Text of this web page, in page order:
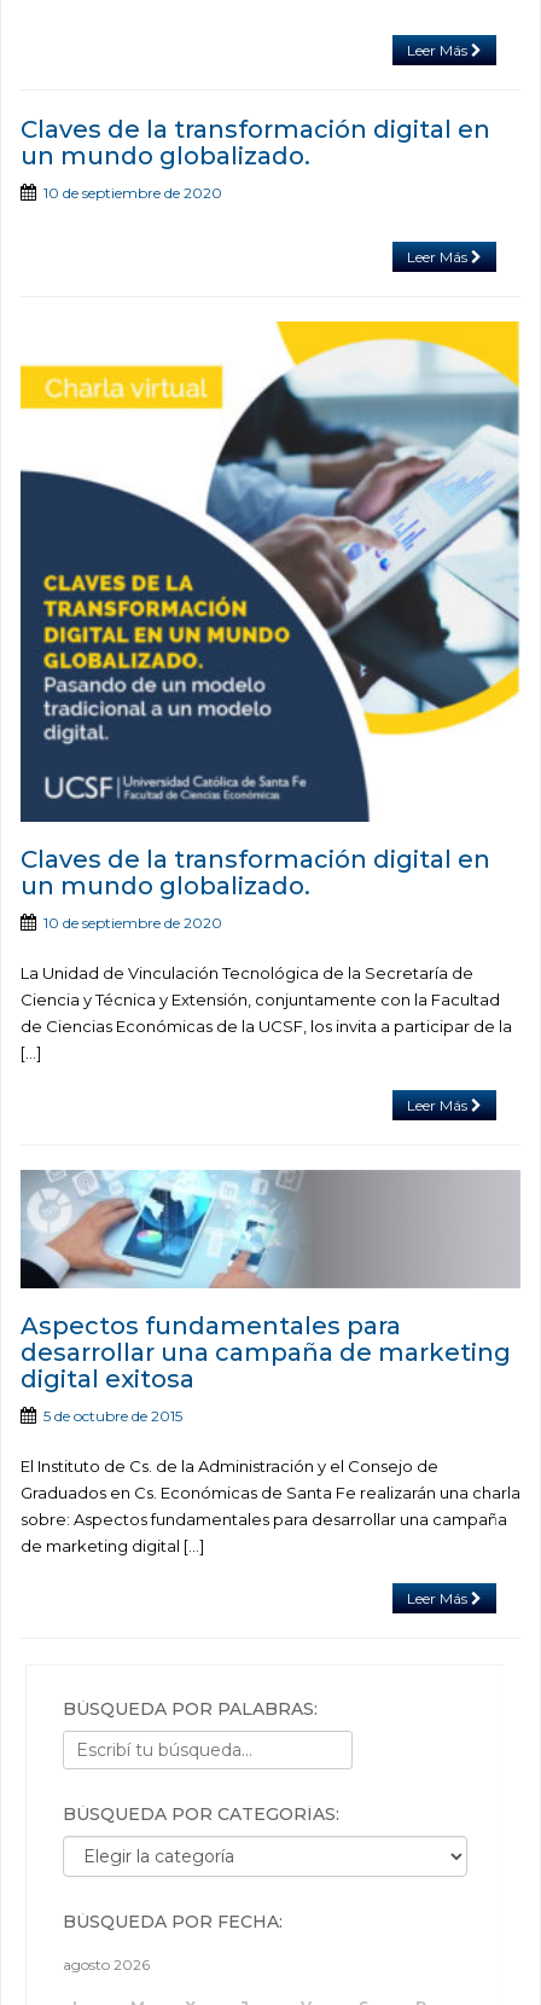
Leer Más
Claves de la transformación digital en
un mundo globalizado.
10 de septiembre de 2020
Leer Más
Claves de la transformación digital en
un mundo globalizado.
10 de septiembre de 2020
La Unidad de Vinculación Tecnológica de la Secretaría de
Ciencia y Técnica y Extensión, conjuntamente con la Facultad
de Ciencias Económicas de la UCSF, los invita a participar de la
[…]
Leer Más
Aspectos fundamentales para
desarrollar una campaña de marketing
digital exitosa
5 de octubre de 2015
El Instituto de Cs. de la Administración y el Consejo de
Graduados en Cs. Económicas de Santa Fe realizarán una charla
sobre: Aspectos fundamentales para desarrollar una campaña
de marketing digital […]
Leer Más
BÚSQUEDA POR PALABRAS:
BÚSQUEDA POR CATEGORÍAS:
Búsqueda por categorías:
BÚSQUEDA POR FECHA:
agosto 2026